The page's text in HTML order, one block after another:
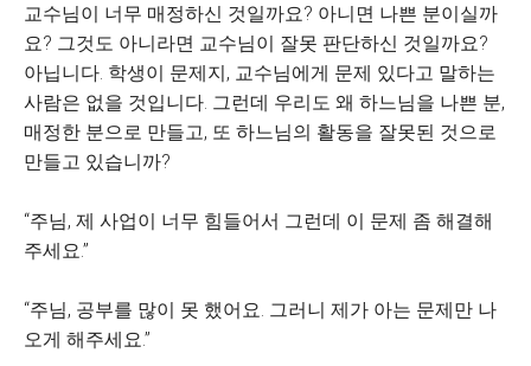
교수님이 너무 매정하신 것일까요? 아니면 나쁜 분이실까
요? 그것도 아니라면 교수님이 잘못 판단하신 것일까요?
아닙니다. 학생이 문제지, 교수님에게 문제 있다고 말하는
사람은 없을 것입니다. 그런데 우리도 왜 하느님을 나쁜 분,
매정한 분으로 만들고, 또 하느님의 활동을 잘못된 것으로
만들고 있습니까?
“주님, 제 사업이 너무 힘들어서 그런데 이 문제 좀 해결해
주세요.”
“주님, 공부를 많이 못 했어요. 그러니 제가 아는 문제만 나
오게 해주세요.”